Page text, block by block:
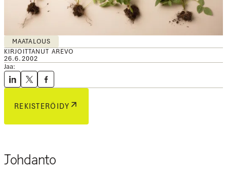
MAATALOUS
KIRJOITTANUT AREVO
26.6.2002
Jaa:
REKISTERÖIDY
Johdanto